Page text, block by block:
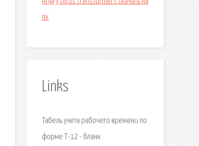
пк
Links
Табель учета рабочего времени по
форме Т-12 - бланк.